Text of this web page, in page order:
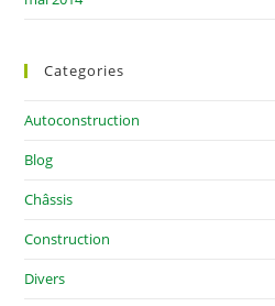
Categories
Autoconstruction
Blog
Châssis
Construction
Divers